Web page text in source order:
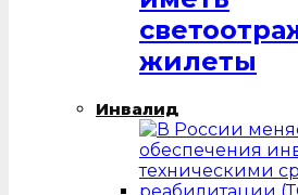
жилеты
Инвалид